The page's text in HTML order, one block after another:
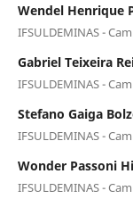
Wendel Henrique
IFSULDEMINAS -
Gabriel Teixeira
IFSULDEMINAS -
Stefano Gaiga
IFSULDEMINAS -
Wonder Passoni
IFSULDEMINAS -